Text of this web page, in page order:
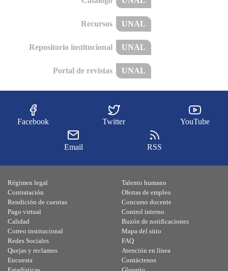
Recursos UNAL
Repositorio institucional UNAL
Portal de revistas UNAL
Facebook Twitter YouTube
Email RSS
Régimen legal
Contratación
Rendición de cuentas
Pago virtual
Calidad
Talento humano
Ofertas de empleo
Concurso docente
Control interno
Buzón de notificaciones
Correo institucional
Redes Sociales
Quejas y reclamos
Encuesta
Mapa del sitio
FAQ
Atención en línea
Contáctenos